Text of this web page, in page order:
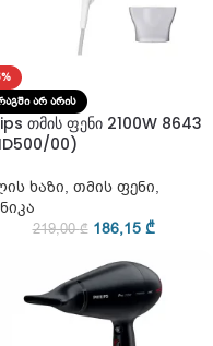
ᲐᲠ ᲐᲠᲘᲡ
თმის ფენი 2100W 8643
00)
ხაზი, თმის ფენი,
219,00₾ 186,15 ₾